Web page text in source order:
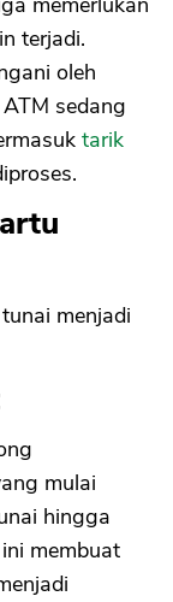
terjadi.
oleh
sedang
tarik
menjadi
mulai
hingga
membuat